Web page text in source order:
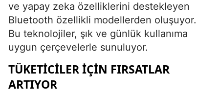
ve yapay zeka özelliklerini destekleyen
Bluetooth özellikli modellerden oluşuyor.
Bu teknolojiler, şık ve günlük kullanıma
uygun çerçevelerle sunuluyor.
TÜKETICILER İÇIN FIRSATLAR
ARTIYOR